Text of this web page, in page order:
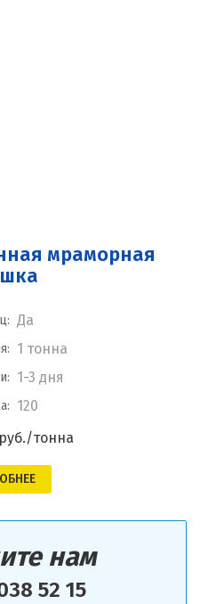
мраморная
Да
1 тонна
1-3 дня
120
руб./тонна
нам
52 15